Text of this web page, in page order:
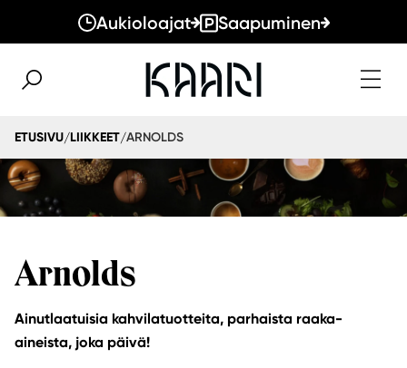
Aukioloajat Saapuminen
ETUSIVU/LIIKKEET/ARNOLDS
Arnolds
Ainutlaatuisia kahvilatuotteita, parhaista raaka-
aineista, joka päivä!